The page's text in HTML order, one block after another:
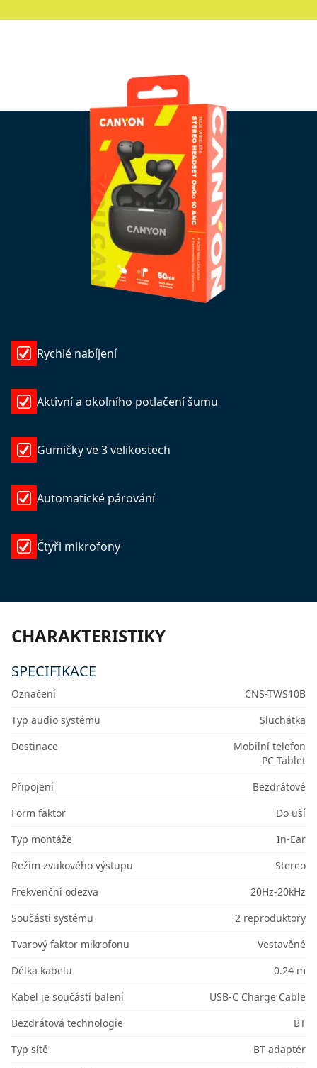
Rychlé nabíjení
Aktivní a okolního potlačení šumu
Gumičky ve 3 velikostech
Automatické párování
Čtyři mikrofony
CHARAKTERISTIKY
SPECIFIKACE
Označení
CNS-TWS10B
Typ audio systému
Sluchátka
Destinace
Mobilní telefon
PC Tablet
Připojení
Bezdrátové
Form faktor
Do uší
Typ montáže
In-Ear
Režim zvukového výstupu
Stereo
Frekvenční odezva
20Hz-20kHz
Součásti systému
2 reproduktory
Tvarový faktor mikrofonu
Vestavěné
Délka kabelu
0.24 m
Kabel je součástí balení
USB-C Charge Cable
Bezdrátová technologie
BT
Typ sítě
BT adaptér